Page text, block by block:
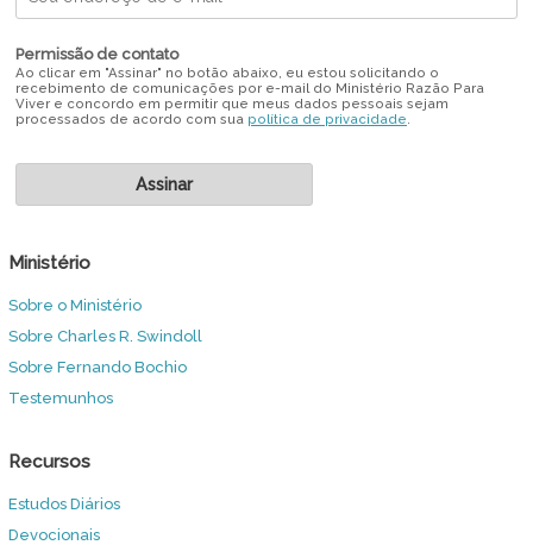
Permissão de contato
Ao clicar em "Assinar" no botão abaixo, eu estou solicitando o
recebimento de comunicações por e-mail do Ministério Razão Para
Viver e concordo em permitir que meus dados pessoais sejam
processados de acordo com sua política de privacidade.
Ministério
Sobre o Ministério
Sobre Charles R. Swindoll
Sobre Fernando Bochio
Testemunhos
Recursos
Estudos Diários
Devocionais